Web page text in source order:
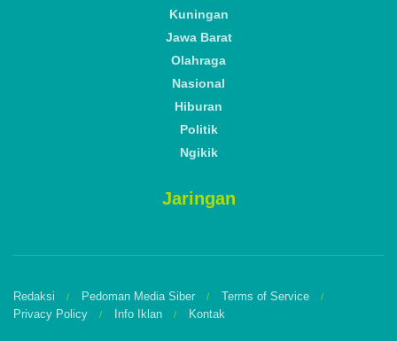
Kuningan
Jawa Barat
Olahraga
Nasional
Hiburan
Politik
Ngikik
Jaringan
Redaksi Pedoman Media Siber
Terms of Service
Privacy Policy
Info Iklan Kontak